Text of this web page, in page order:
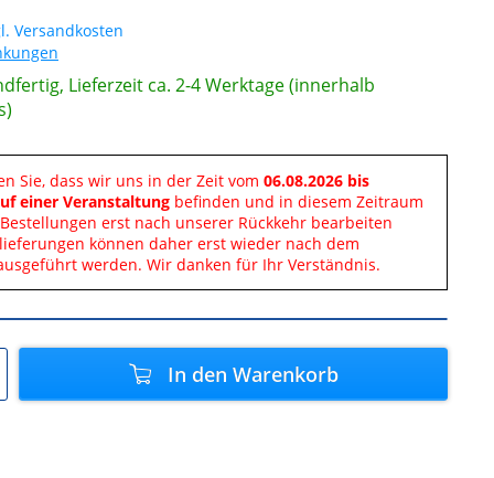
Versandkosten
Lieferzeit ca. 2-4 Werktage (innerhalb
Sie, dass wir uns in der Zeit vom 06.08.2026 bis
einer Veranstaltung befinden und in diesem Zeitraum
erst nach unserer Rückkehr bearbeiten
können daher erst wieder nach dem
werden. Wir danken für Ihr Verständnis.
In den Warenkorb